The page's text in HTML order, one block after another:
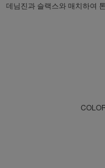
데님진과 슬랙스와 매치하여